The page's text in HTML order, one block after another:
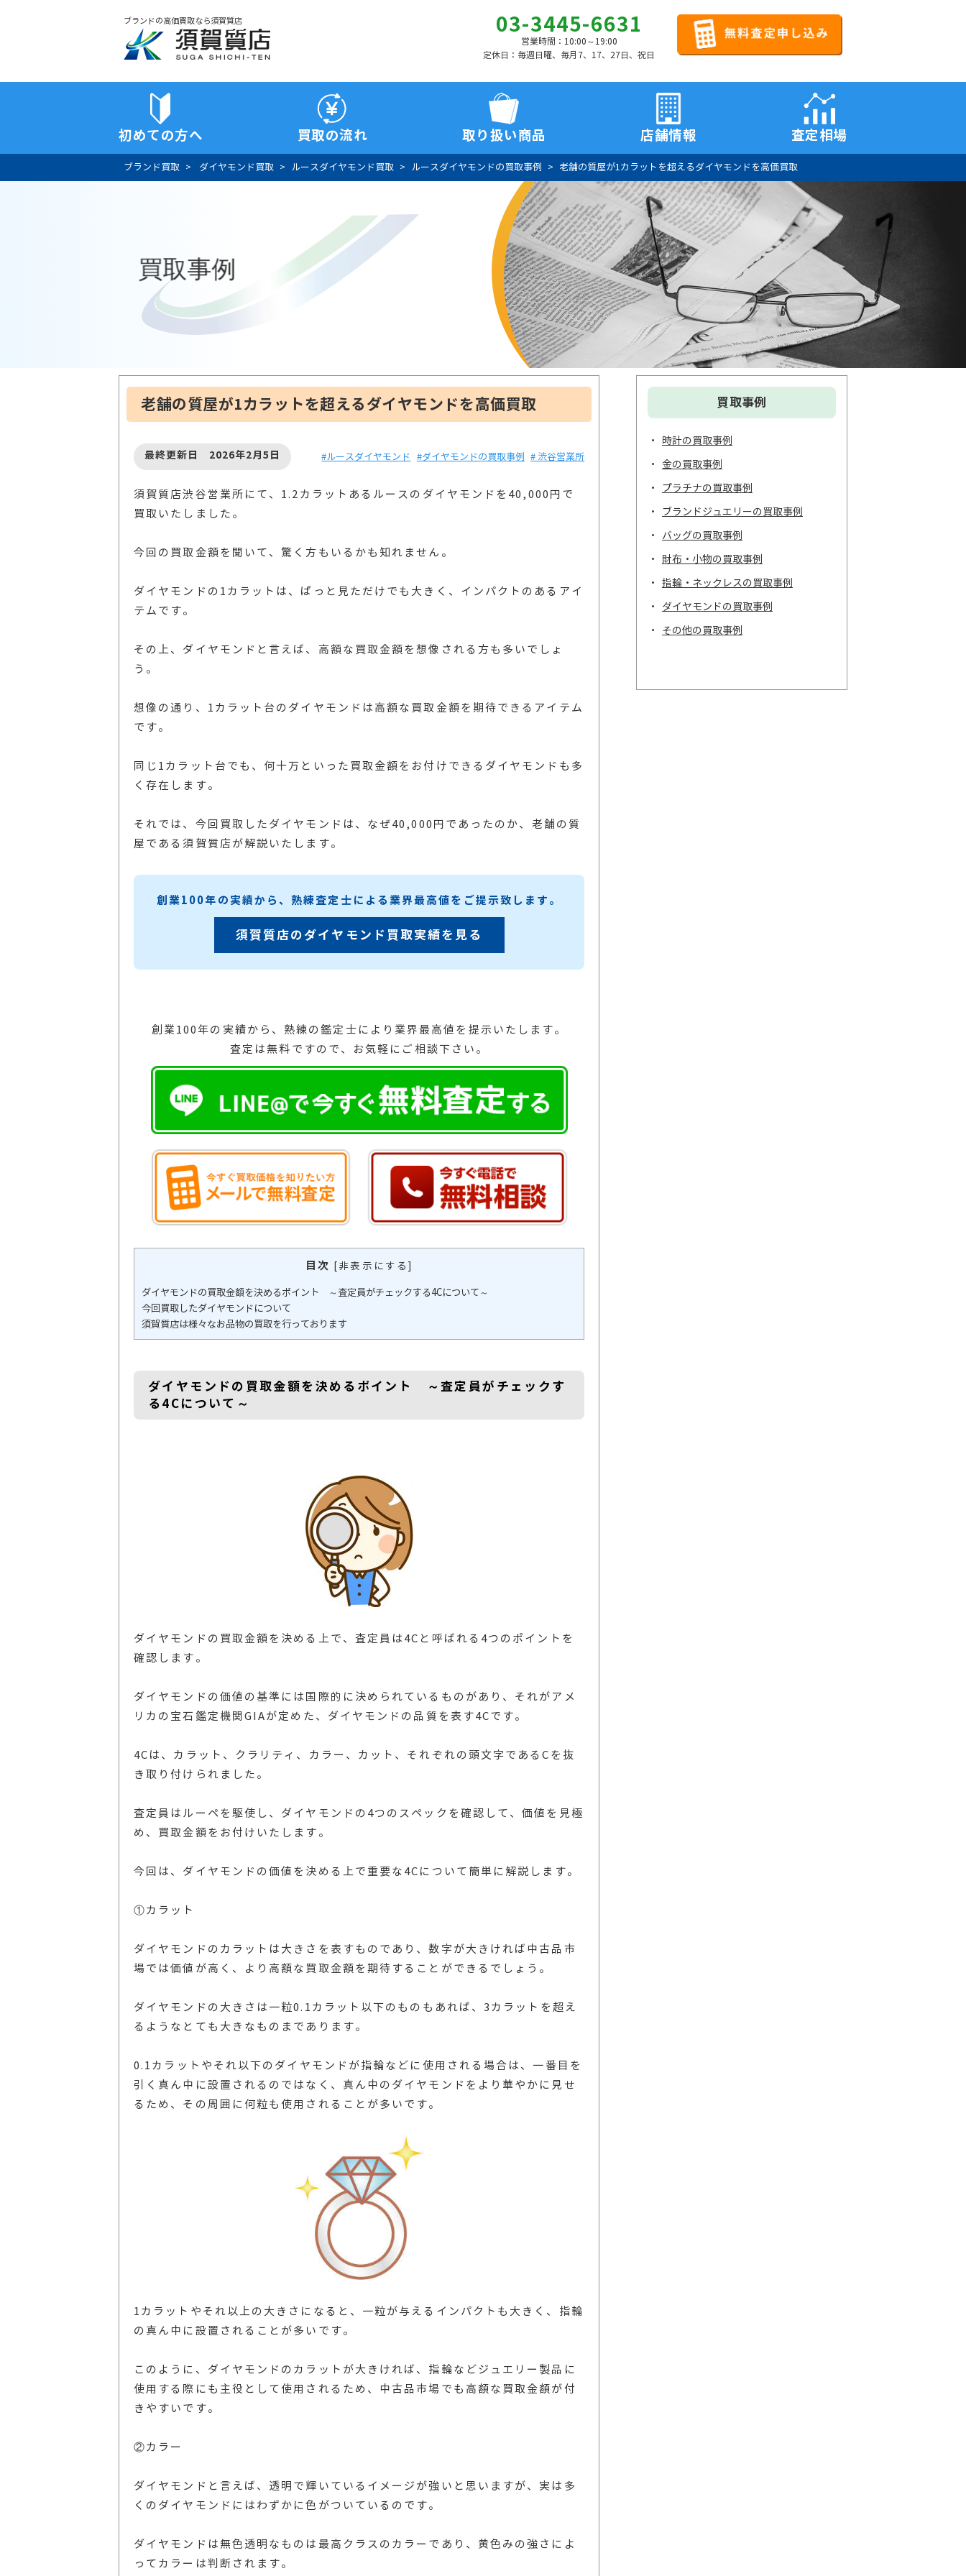
ブランドの高価買取なら須賀質店
03-3445-6631
営業時間：10:00～19:00
定休日：毎週日曜、毎月7、17、27日、祝日
初めての方へ 買取の流れ 取り扱い商品 店舗情報 査定相場
ブランド買取 ダイヤモンド買取 ルースダイヤモンド買取 ルースダイヤモンドの買取事例 老舗の質屋が1カラットを超えるダイヤモンドを高価買取
買取事例
老舗の質屋が1カラットを超えるダイヤモンドを高価買取
最終更新日 2026年2月5日 #ルースダイヤモンド #ダイヤモンドの買取事例 # 渋谷営業所
須賀質店渋谷営業所にて、1.2カラットあるルースのダイヤモンドを40,000円で
買取いたしました。
今回の買取金額を聞いて、驚く方もいるかも知れません。
ダイヤモンドの1カラットは、ぱっと見ただけでも大きく、インパクトのあるアイ
テムです。
その上、ダイヤモンドと言えば、高額な買取金額を想像される方も多いでしょ
う。
想像の通り、1カラット台のダイヤモンドは高額な買取金額を期待できるアイテム
です。
同じ1カラット台でも、何十万といった買取金額をお付けできるダイヤモンドも多
く存在します。
それでは、今回買取したダイヤモンドは、なぜ40,000円であったのか、老舗の質
屋である須賀質店が解説いたします。
創業100年の実績から、熟練査定士による業界最高値をご提示致します。
須賀質店のダイヤモンド買取実績を見る
創業100年の実績から、熟練の鑑定士により業界最高値を提示いたします。
査定は無料ですので、お気軽にご相談下さい。
目次 [非表示にする ]
ダイヤモンドの買取金額を決めるポイント ～査定員がチェックする4Cについて～
今回買取したダイヤモンドについて
須賀質店は様々なお品物の買取を行っております
ダイヤモンドの買取金額を決めるポイント ～査定員がチェックす
る4Cについて～
ダイヤモンドの買取金額を決める上で、査定員は4Cと呼ばれる4つのポイントを
確認します。
ダイヤモンドの価値の基準には国際的に決められているものがあり、それがアメ
リカの宝石鑑定機関GIAが定めた、ダイヤモンドの品質を表す4Cです。
4Cは、カラット、クラリティ、カラー、カット、それぞれの頭文字であるCを抜
き取り付けられました。
査定員はルーペを駆使し、ダイヤモンドの4つのスペックを確認して、価値を見極
め、買取金額をお付けいたします。
今回は、ダイヤモンドの価値を決める上で重要な4Cについて簡単に解説します。
①カラット
ダイヤモンドのカラットは大きさを表すものであり、数字が大きければ中古品市
場では価値が高く、より高額な買取金額を期待することができるでしょう。
ダイヤモンドの大きさは一粒0.1カラット以下のものもあれば、3カラットを超え
るようなとても大きなものまであります。
0.1カラットやそれ以下のダイヤモンドが指輪などに使用される場合は、一番目を
引く真ん中に設置されるのではなく、真ん中のダイヤモンドをより華やかに見せ
るため、その周囲に何粒も使用されることが多いです。
1カラットやそれ以上の大きさになると、一粒が与えるインパクトも大きく、指輪
の真ん中に設置されることが多いです。
このように、ダイヤモンドのカラットが大きければ、指輪などジュエリー製品に
使用する際にも主役として使用されるため、中古品市場でも高額な買取金額が付
きやすいです。
②カラー
ダイヤモンドと言えば、透明で輝いているイメージが強いと思いますが、実は多
くのダイヤモンドにはわずかに色がついているのです。
ダイヤモンドは無色透明なものは最高クラスのカラーであり、黄色みの強さによ
ってカラーは判断されます。
買取事例
時計の買取事例
金の買取事例
プラチナの買取事例
ブランドジュエリーの買取事例
バッグの買取事例
財布・小物の買取事例
指輪・ネックレスの買取事例
ダイヤモンドの買取事例
その他の買取事例